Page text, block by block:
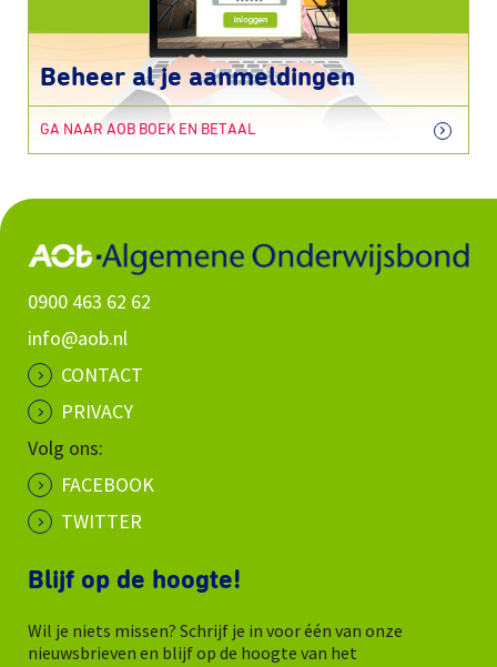
Beheer al je aanmeldingen
GA NAAR AOB BOEK EN BETAAL
0900 463 62 62
info@aob.nl
CONTACT
PRIVACY
Volg ons:
FACEBOOK
TWITTER
Blijf op de hoogte!
Wil je niets missen? Schrijf je in voor één van onze
nieuwsbrieven en blijf op de hoogte van het